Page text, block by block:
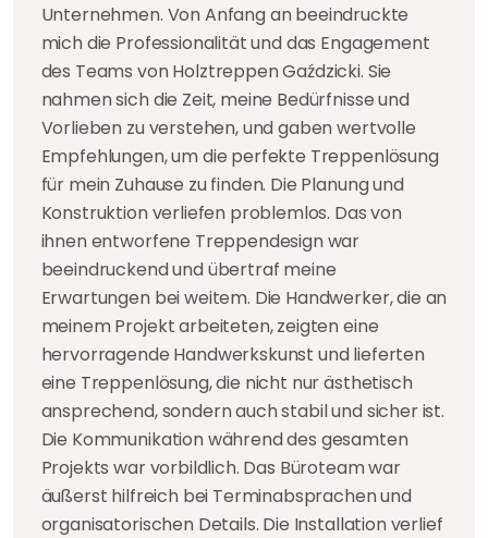
Unternehmen. Von Anfang an beeindruckte
mich die Professionalität und das Engagement
des Teams von Holztreppen Gaździcki. Sie
nahmen sich die Zeit, meine Bedürfnisse und
Vorlieben zu verstehen, und gaben wertvolle
Empfehlungen, um die perfekte Treppenlösung
für mein Zuhause zu finden. Die Planung und
Konstruktion verliefen problemlos. Das von
ihnen entworfene Treppendesign war
beeindruckend und übertraf meine
Erwartungen bei weitem. Die Handwerker, die an
meinem Projekt arbeiteten, zeigten eine
hervorragende Handwerkskunst und lieferten
eine Treppenlösung, die nicht nur ästhetisch
ansprechend, sondern auch stabil und sicher ist.
Die Kommunikation während des gesamten
Projekts war vorbildlich. Das Büroteam war
äußerst hilfreich bei Terminabsprachen und
organisatorischen Details. Die Installation verlief